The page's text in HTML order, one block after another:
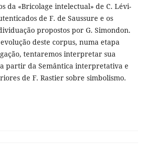
da «Bricolage intelectual» de C. Lévi-
de F. de Saussure e os
propostos por G. Simondon.
deste corpus, numa etapa
tentaremos interpretar sua
partir da Semântica interpretativa e
de F. Rastier sobre simbolismo.